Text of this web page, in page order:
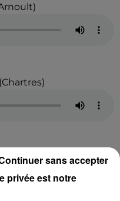
Coudray)
privée est notre
sans accepter